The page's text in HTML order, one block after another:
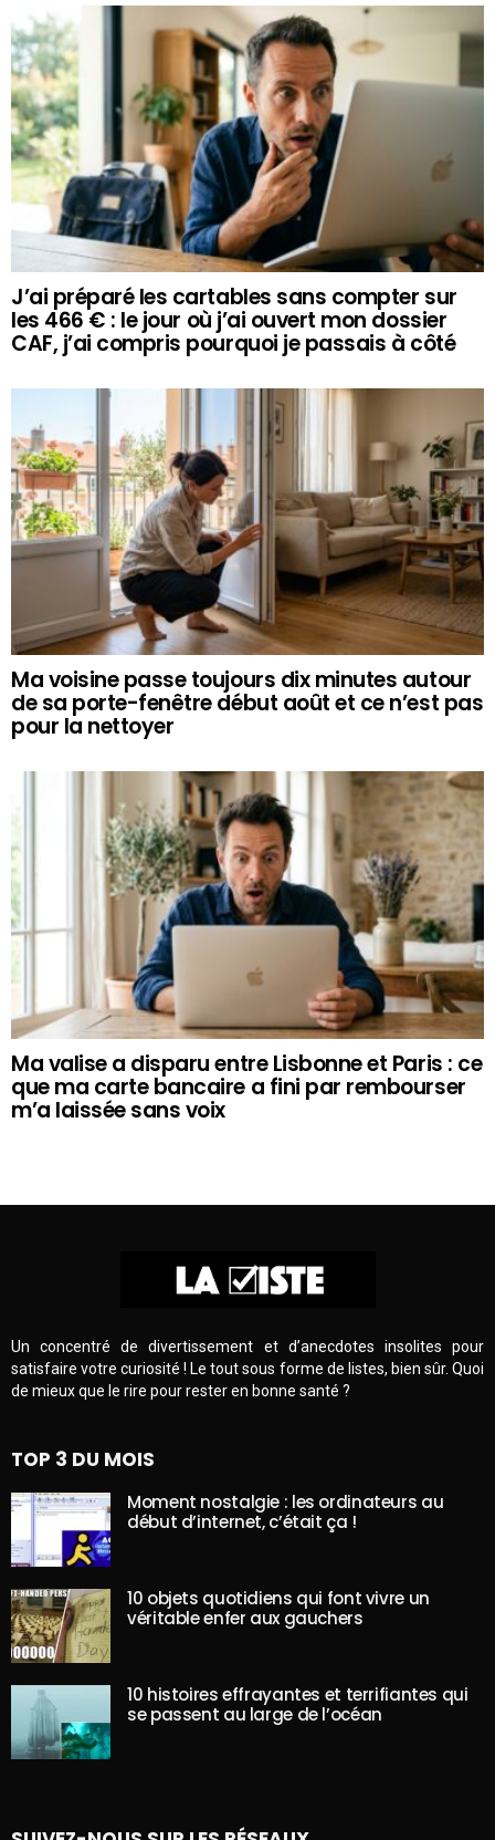
J’ai préparé les cartables sans compter sur
les 466 € : le jour où j’ai ouvert mon dossier
CAF, j’ai compris pourquoi je passais à côté
Ma voisine passe toujours dix minutes autour
de sa porte-fenêtre début août et ce n’est pas
pour la nettoyer
Ma valise a disparu entre Lisbonne et Paris : ce
que ma carte bancaire a fini par rembourser
m’a laissée sans voix
Un concentré de divertissement et d’anecdotes insolites pour
satisfaire votre curiosité ! Le tout sous forme de listes, bien sûr. Quoi
de mieux que le rire pour rester en bonne santé ?
TOP 3 DU MOIS
Moment nostalgie : les ordinateurs au
début d’internet, c’était ça !
10 objets quotidiens qui font vivre un
véritable enfer aux gauchers
10 histoires effrayantes et terrifiantes qui
se passent au large de l’océan